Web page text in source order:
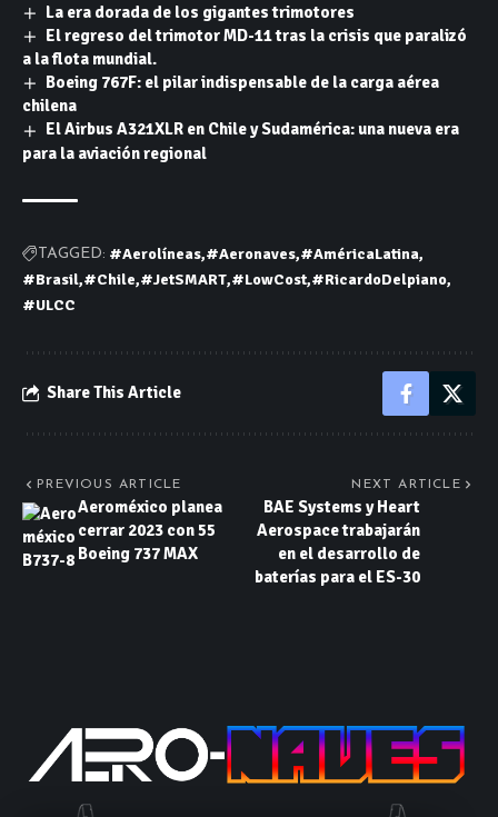
La era dorada de los gigantes trimotores
El regreso del trimotor MD-11 tras la crisis que paralizó
a la flota mundial.
Boeing 767F: el pilar indispensable de la carga aérea
chilena
El Airbus A321XLR en Chile y Sudamérica: una nueva era
para la aviación regional
TAGGED: #Aerolíneas #Aeronaves #AméricaLatina
#Brasil #Chile #JetSMART #LowCost #RicardoDelpiano
#ULCC
Share This Article
PREVIOUS ARTICLE
Aeroméxico planea
cerrar 2023 con 55
Boeing 737 MAX
NEXT ARTICLE
BAE Systems y Heart
Aerospace trabajarán
en el desarrollo de
baterías para el ES-30